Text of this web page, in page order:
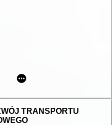
organizacyjna
TRANSPORTU